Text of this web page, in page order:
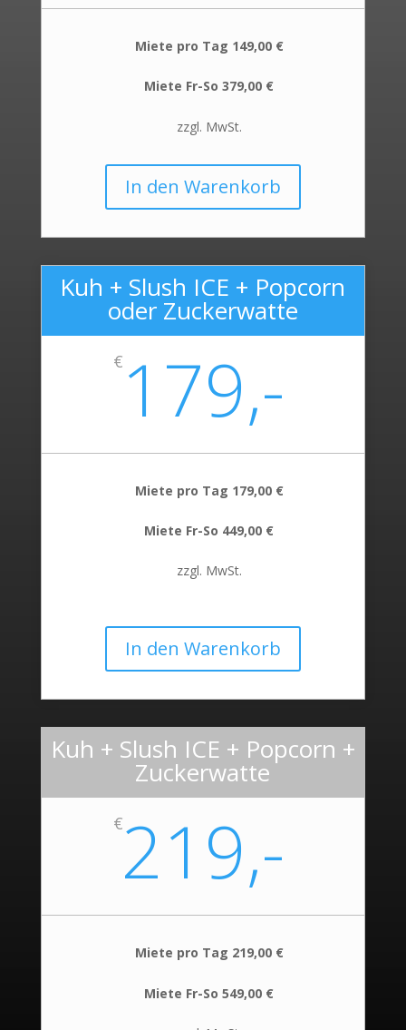
Miete pro Tag 149,00 €
Miete Fr-So 379,00 €
zzgl. MwSt.
In den Warenkorb
Kuh + Slush ICE + Popcorn
oder Zuckerwatte
€179,-
Miete pro Tag 179,00 €
Miete Fr-So 449,00 €
zzgl. MwSt.
In den Warenkorb
Kuh + Slush ICE + Popcorn +
Zuckerwatte
€219,-
Miete pro Tag 219,00 €
Miete Fr-So 549,00 €